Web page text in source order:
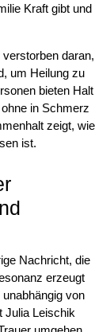
Kraft gibt und
daran,
um Heilung zu
bieten Halt
in Schmerz
zeigt, wie
ist.
Nachricht, die
erzeugt
von
Julia Leischik